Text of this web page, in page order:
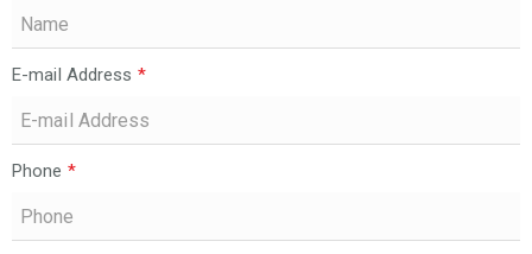
E-mail Address *
Phone *